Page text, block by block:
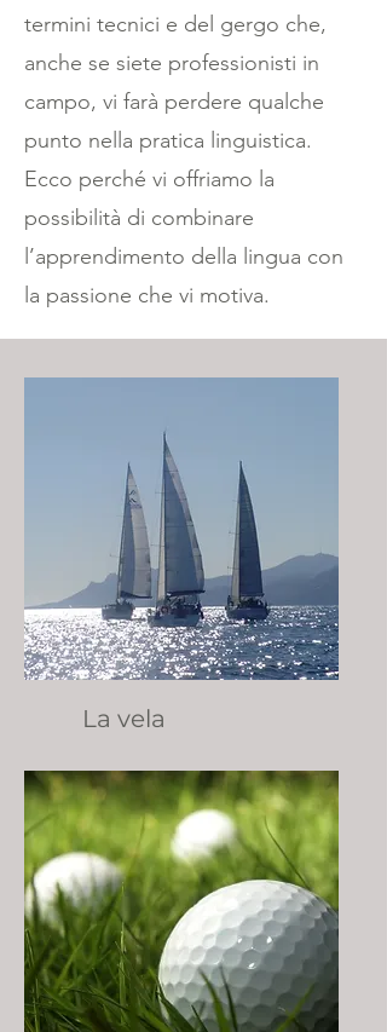
termini tecnici e del gergo che,
anche se siete professionisti in
campo, vi farà perdere qualche
punto nella pratica linguistica.
Ecco perché vi offriamo la
possibilità di combinare
l’apprendimento della lingua con
la passione che vi motiva.
La vela